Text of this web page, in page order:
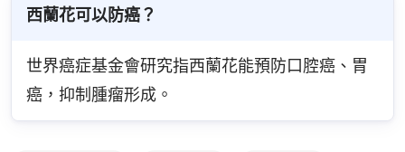
西蘭花可以防癌？
世界癌症基金會研究指西蘭花能預防口腔癌、胃
癌，抑制腫瘤形成。